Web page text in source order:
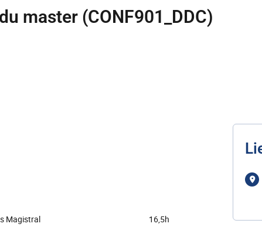
master (CONF901_DDC)
Magistral 16,5h